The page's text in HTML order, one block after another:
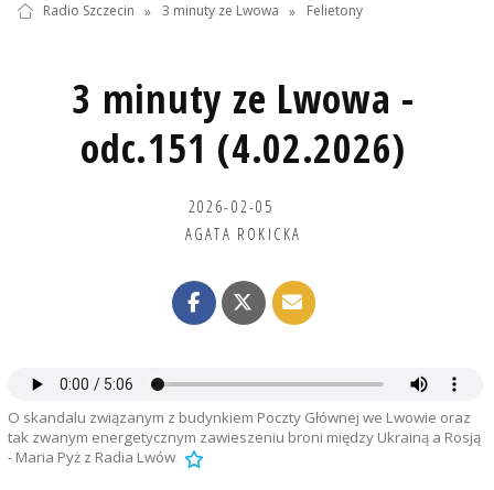
Radio Szczecin » 3 minuty ze Lwowa » Felietony
3 minuty ze Lwowa -
odc.151 (4.02.2026)
2026-02-05
AGATA ROKICKA
O skandalu związanym z budynkiem Poczty Głównej we Lwowie oraz
tak zwanym energetycznym zawieszeniu broni między Ukrainą a Rosją
- Maria Pyż z Radia Lwów